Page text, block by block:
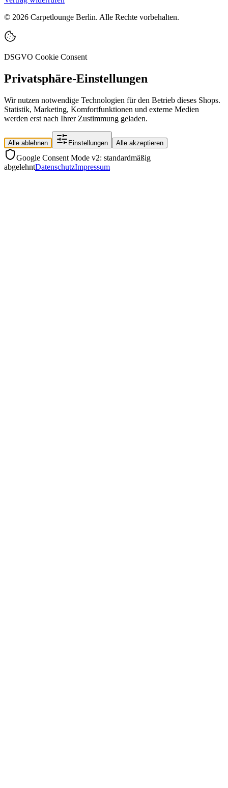
© 2026 Carpetlounge Berlin. Alle Rechte vorbehalten.
DSGVO Cookie Consent
Privatsphäre-Einstellungen
Wir nutzen notwendige Technologien für den Betrieb dieses Shops.
Statistik, Marketing, Komfortfunktionen und externe Medien
werden erst nach Ihrer Zustimmung geladen.
Alle ablehnen Einstellungen Alle akzeptieren
Google Consent Mode v2: standardmäßig
abgelehntDatenschutzImpressum